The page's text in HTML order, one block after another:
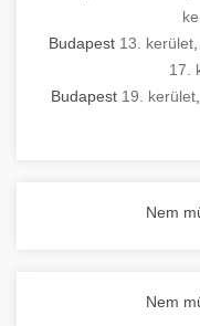
Budapest 13. kerület
17.
Budapest 19. kerület
Nem
Nem